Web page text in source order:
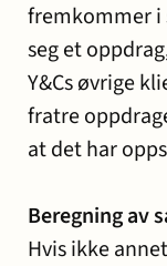
fremkommer i
seg et
Y&Cs øvrige
fratre
at det har
Beregning av
Hvis ikke